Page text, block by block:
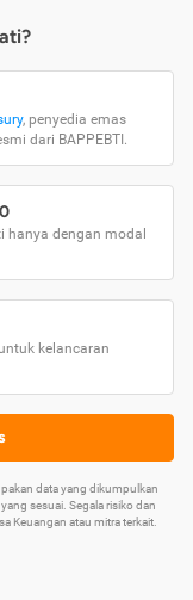
, penyedia emas
dari BAPPEBTI.
hanya dengan modal
kelancaran
data yang dikumpulkan
sesuai. Segala risiko dan
Keuangan atau mitra terkait.